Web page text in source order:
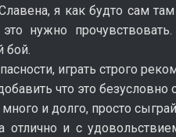
я как будто сам
нужно
бой.
играть строго
что это безусловно
и долго, просто
отлично и с